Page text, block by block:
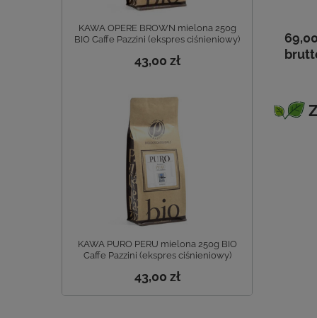
KAWA OPERE BROWN mielona 250g
BIO Caffe Pazzini (ekspres ciśnieniowy)
43,00 zł
KAWA PURO PERU mielona 250g BIO
Caffe Pazzini (ekspres ciśnieniowy)
43,00 zł
20,50 zł
17,00 zł
brutto